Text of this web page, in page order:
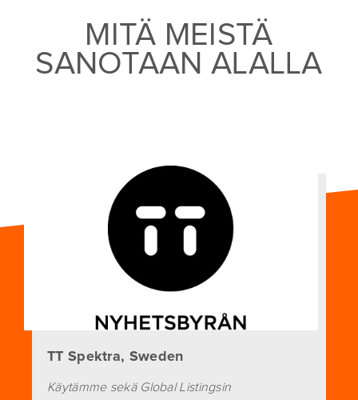
MITÄ MEISTÄ
SANOTAAN ALALLA
TT Spektra, Sweden
Käytämme sekä Global Listingsin